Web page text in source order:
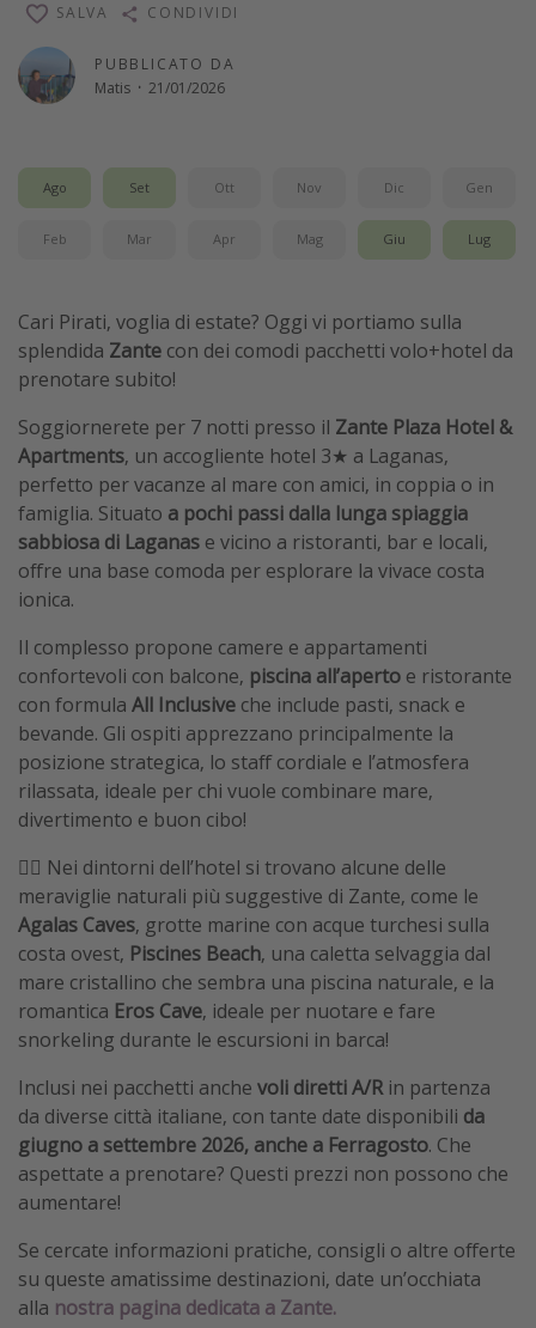
PUBBLICATO DA
Matis · 21/01/2026
SALVA CONDIVIDI
Ago Set Ott Nov Dic Gen
Feb Mar Apr Mag Giu Lug
Cari Pirati, voglia di estate? Oggi vi portiamo sulla
splendida Zante con dei comodi pacchetti volo+hotel da
prenotare subito!
Soggiornerete per 7 notti presso il Zante Plaza Hotel &
Apartments, un accogliente hotel 3★ a Laganas,
perfetto per vacanze al mare con amici, in coppia o in
famiglia. Situato a pochi passi dalla lunga spiaggia
sabbiosa di Laganas e vicino a ristoranti, bar e locali,
offre una base comoda per esplorare la vivace costa
ionica.
Il complesso propone camere e appartamenti
confortevoli con balcone, piscina all’aperto e ristorante
con formula All Inclusive che include pasti, snack e
bevande. Gli ospiti apprezzano principalmente la
posizione strategica, lo staff cordiale e l’atmosfera
rilassata, ideale per chi vuole combinare mare,
divertimento e buon cibo!
👉🏼 Nei dintorni dell’hotel si trovano alcune delle
meraviglie naturali più suggestive di Zante, come le
Agalas Caves, grotte marine con acque turchesi sulla
costa ovest, Piscines Beach, una caletta selvaggia dal
mare cristallino che sembra una piscina naturale, e la
romantica Eros Cave, ideale per nuotare e fare
snorkeling durante le escursioni in barca!
Inclusi nei pacchetti anche voli diretti A/Rin partenza
da diverse città italiane, con tante date disponibili da
giugno a settembre 2026, anche a Ferragosto. Che
aspettate a prenotare? Questi prezzi non possono che
aumentare!
Se cercate informazioni pratiche, consigli o altre offerte
su queste amatissime destinazioni, date un’occhiata
alla nostra pagina dedicata a Zante.